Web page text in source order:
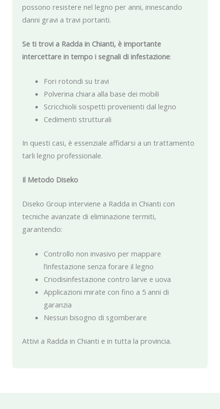
possono resistere nel legno per anni, innescando
danni gravi a travi portanti.
Se ti trovi a Radda in Chianti, è importante
intercettare in tempo i segnali di infestazione:
Fori rotondi su travi
Polverina chiara alla base dei mobili
Scricchiolii sospetti provenienti dal legno
Cedimenti strutturali
In questi casi, è essenziale affidarsi a un trattamento
tarli legno professionale.
Il Metodo Diseko
Diseko Group interviene a Radda in Chianti con
tecniche avanzate di eliminazione termiti,
garantendo:
Controllo non invasivo per mappare
l’infestazione senza forare il legno
Criodisinfestazione contro larve e uova
Applicazioni mirate con fino a 5 anni di
garanzia
Nessun bisogno di sgomberare
Attivi a Radda in Chianti e in tutta la provincia.